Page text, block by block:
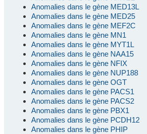
Anomalies dans le gène MED13L
Anomalies dans le gène MED25
Anomalies dans le gène MEF2C
Anomalies dans le gène MN1
Anomalies dans le gène MYT1L
Anomalies dans le gène NAA15
Anomalies dans le gène NFIX
Anomalies dans le gène NUP188
Anomalies dans le gène OGT
Anomalies dans le gène PACS1
Anomalies dans le gène PACS2
Anomalies dans le gène PBX1
Anomalies dans le gène PCDH12
Anomalies dans le gène PHIP